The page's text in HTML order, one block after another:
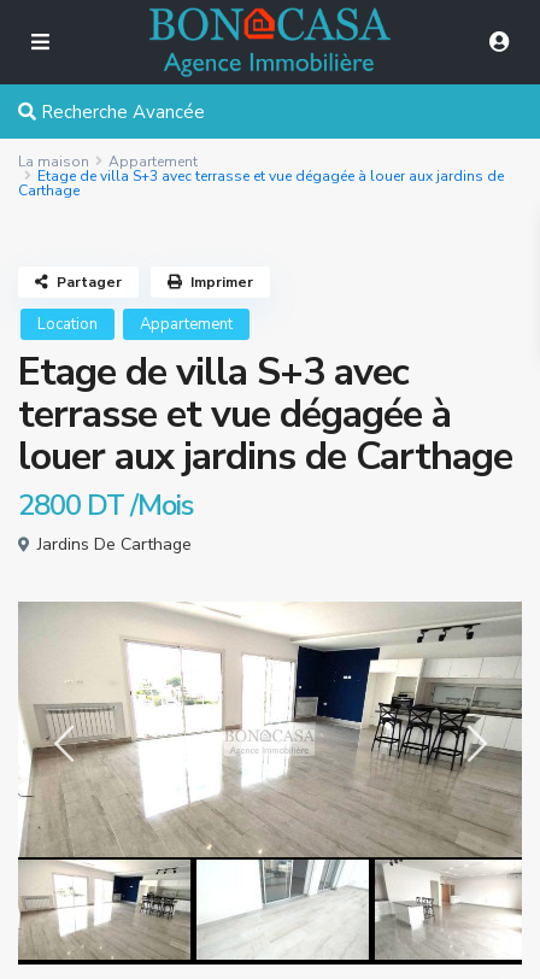
Recherche Avancée
La maison Appartement
Etage de villa S+3 avec terrasse et vue dégagée à louer aux jardins de
Carthage
Location Appartement
Etage de villa S+3 avec
terrasse et vue dégagée à
louer aux jardins de Carthage
2800 DT/Mois
Jardins De Carthage
Partager Imprimer